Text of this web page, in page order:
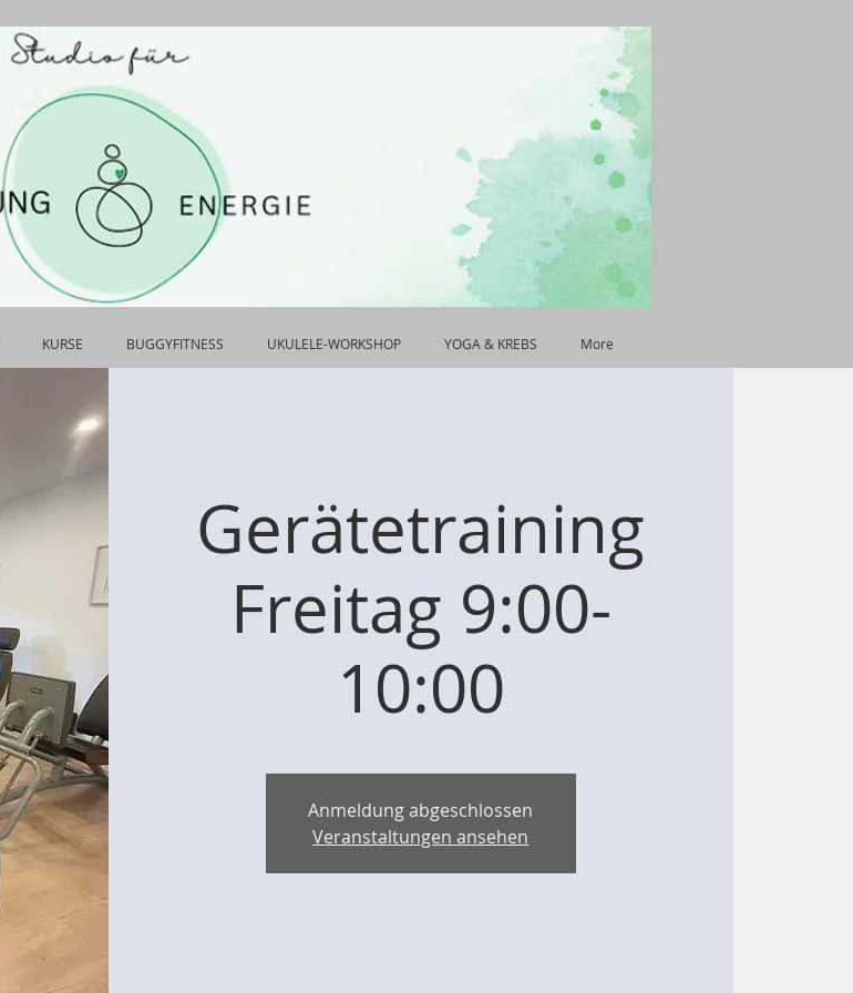
KURSE BUGGYFITNESS UKULELE-WORKSHOP YOGA & KREBS More
Gerätetraining
Freitag 9:00-
10:00
Anmeldung abgeschlossen
Veranstaltungen ansehen